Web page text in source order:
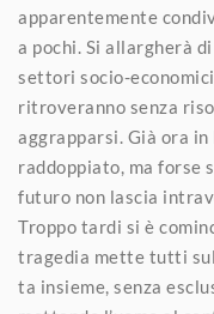
apparentemente
a pochi. Si allargherà
settori socio-
ritroveranno senza
aggrapparsi. Già ora
raddoppiato, ma
futuro non lascia
Troppo tardi si è
tragedia mette tutti
ta insieme, senza